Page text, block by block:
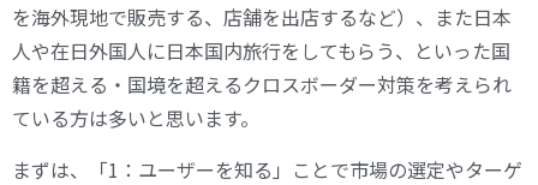
を海外現地で販売する、店舗を出店するなど）、また日本
人や在日外国人に日本国内旅行をしてもらう、といった国
籍を超える・国境を超えるクロスボーダー対策を考えられ
ている方は多いと思います。
まずは、「1：ユーザーを知る」ことで市場の選定やターゲ